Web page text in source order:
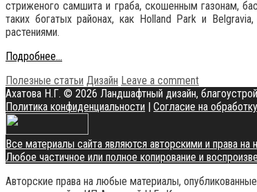
стриженого самшита и граба, скошенным газонам,
таких богатых районах, как Holland Park и
растениями.
Подробнее…
образование
дизайнера
по-
Categories
Полезные статьи Tags
Дизайн Leave a comment
Ахатова Н.Г. © 2026 Ландшафтный дизайн,
Политика конфиденциальности | Согласие на
Все материалы сайта являются авторскими и права
Любое частичное или полное копирование и
Авторские права на любые материалы,